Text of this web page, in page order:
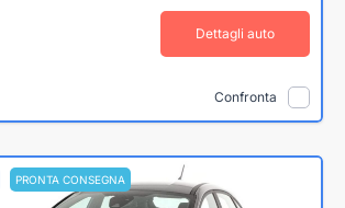
Dettagli auto
Confronta
PRONTA CONSEGNA